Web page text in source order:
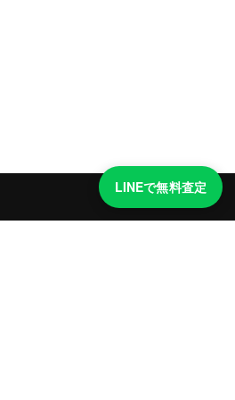
LINEで無料査定